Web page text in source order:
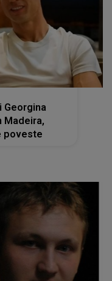
Georgina
Madeira,
poveste